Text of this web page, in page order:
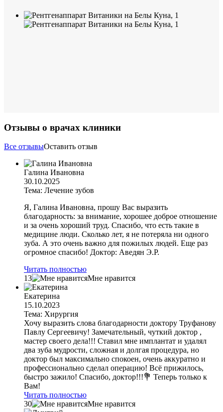
Отзывы о врачах клиники
Все отзывыОставить отзыв
Галина Ивановна
30.10.2025
Тема: Лечение зубов
Я, Галина Ивановна, прошу Вас выразить
благодарность: за внимание, хорошее доброе отношение
и за очень хороший труд. Спасибо, что есть такие в
медицине люди. Сколько лет, я не потеряла ни одного
зуба. А это очень важно для пожилых людей. Еще раз
огромное спасибо! Доктор: Аведян Э.Р.
Читать полностью
13
Мне нравится
Екатерина
15.10.2023
Тема: Хирургия
Хочу выразить слова благодарности доктору Труфанову
Павлу Сергеевичу! Замечательный, чуткий доктор ,
мастер своего дела!!! Ставил мне имплантат и удалял
два зуба мудрости, сложная и долгая процедура, но
доктор был максимально спокоен, очень аккуратно и
профессионально сделал операцию! Всё прижилось,
быстро зажило! Спасибо, доктор!!!💐 Теперь только к
Вам!
Читать полностью
30
Мне нравится